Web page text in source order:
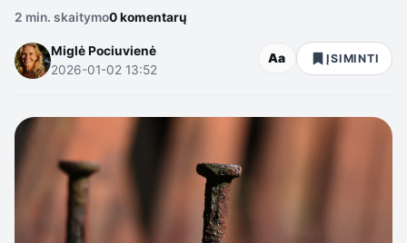
2 min. skaitymo0 komentarų
Miglė Pociuvienė
2026-01-02 13:52
Aa ĮSIMINTI